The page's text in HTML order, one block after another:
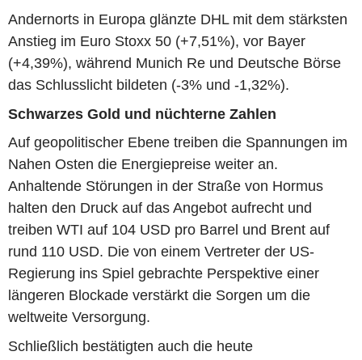
Andernorts in Europa glänzte DHL mit dem stärksten
Anstieg im Euro Stoxx 50 (+7,51%), vor Bayer
(+4,39%), während Munich Re und Deutsche Börse
das Schlusslicht bildeten (-3% und -1,32%).
Schwarzes Gold und nüchterne Zahlen
Auf geopolitischer Ebene treiben die Spannungen im
Nahen Osten die Energiepreise weiter an.
Anhaltende Störungen in der Straße von Hormus
halten den Druck auf das Angebot aufrecht und
treiben WTI auf 104 USD pro Barrel und Brent auf
rund 110 USD. Die von einem Vertreter der US-
Regierung ins Spiel gebrachte Perspektive einer
längeren Blockade verstärkt die Sorgen um die
weltweite Versorgung.
Schließlich bestätigten auch die heute